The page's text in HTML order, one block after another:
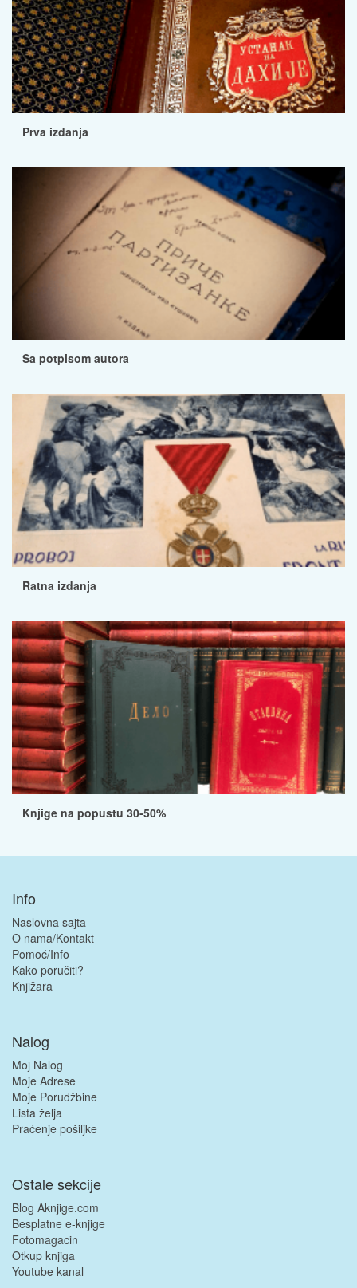
Prva izdanja
Sa potpisom autora
Ratna izdanja
Knjige na popustu 30-50%
Info
Naslovna sajta
O nama/Kontakt
Pomoć/Info
Kako poručiti?
Knjižara
Nalog
Moj Nalog
Moje Adrese
Moje Porudžbine
Lista želja
Praćenje pošiljke
Ostale sekcije
Blog Aknjige.com
Besplatne e-knjige
Fotomagacin
Otkup knjiga
Youtube kanal